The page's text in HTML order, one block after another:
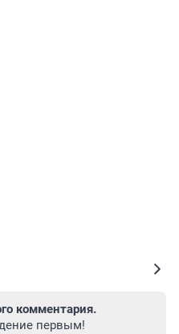
комментария.
первым!